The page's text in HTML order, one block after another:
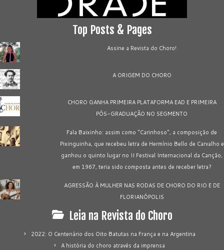
Top Posts & Pages
Assine a Revista do Choro!
A ORIGEM DO CHORO
CHORO GANHA PRIMEIRA PLATAFORMA EAD E PRIMEIRA
PÓS-GRADUAÇÃO NO SEGMENTO
Fala Baixinho: assim como "Carinhoso", a composição de
Pixinguinha, que recebeu letra de Hermínio Bello de Carvalho e
ganhou o quinto lugar no II Festival Internacional da Canção,
em 1967, teria sido composta antes de receber letra?
AGRESSÃO À MULHER NAS RODAS DE CHORO DO RIO E DE
FLORIANÓPOLIS
Leia na Revista do Choro
2022: O Centenário dos Oito Batutas na França e na Argentina
A história do choro através da imprensa